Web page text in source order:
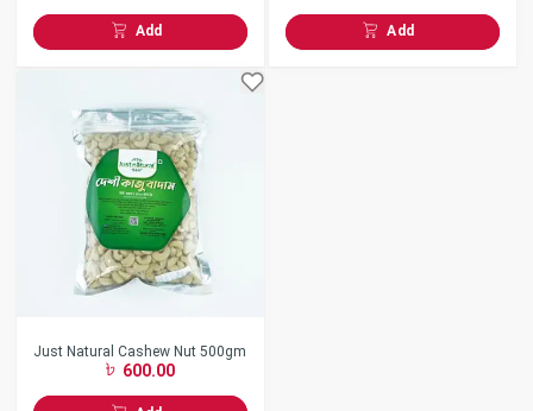
Add Add
Just Natural Cashew Nut 500gm
600.00